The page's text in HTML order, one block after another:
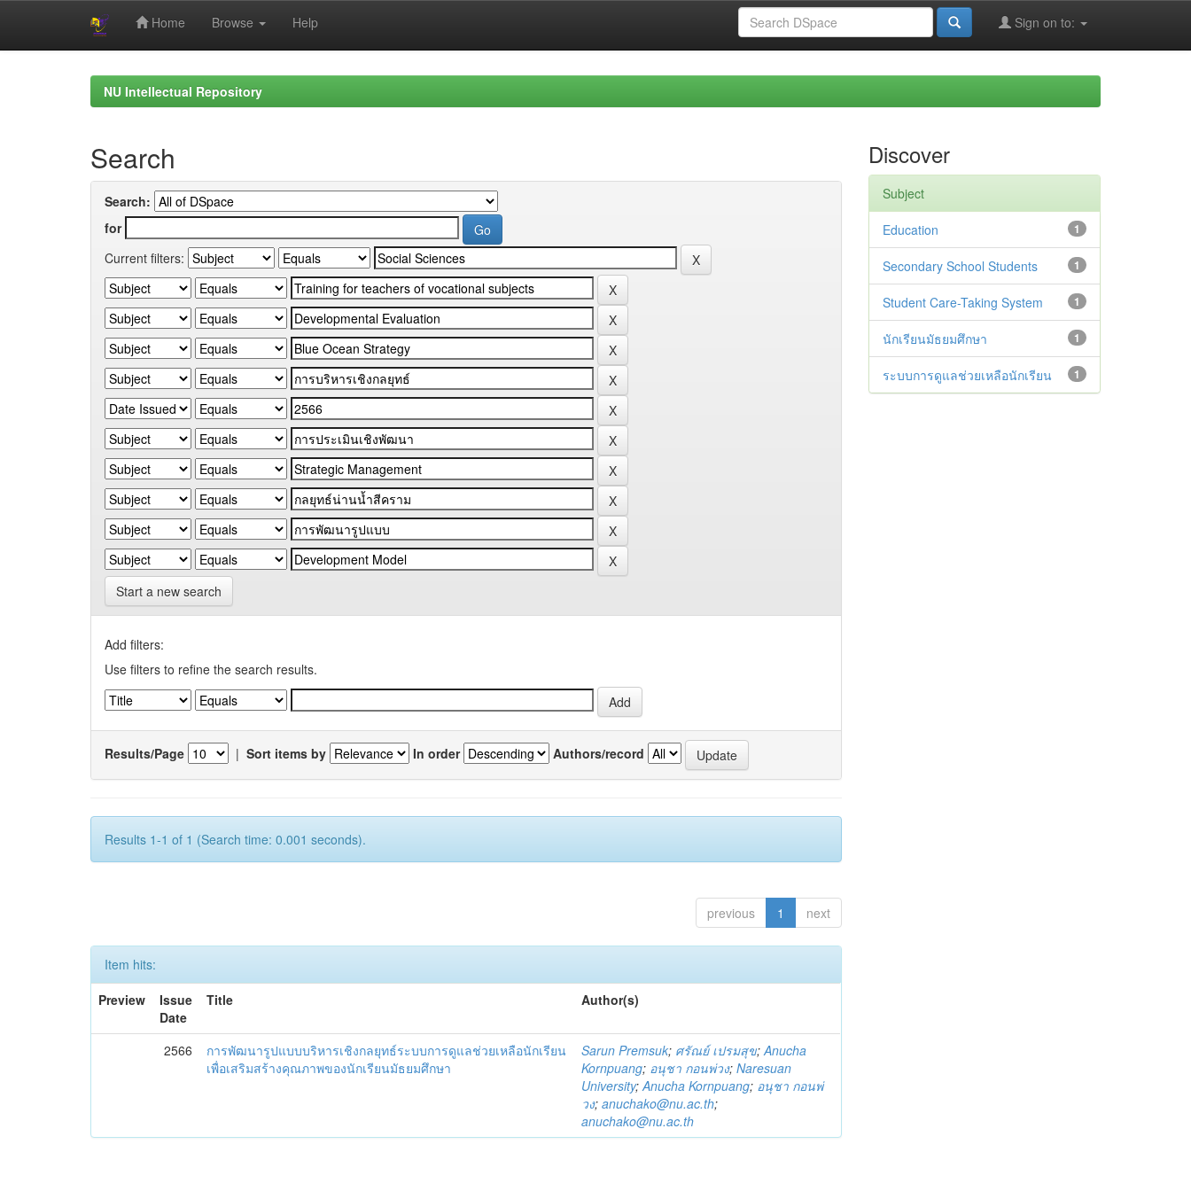
Home Browse Help Sign on to:
NU Intellectual Repository
Search
Search:
for
Current filters:
Start a new search
Add filters:
Use filters to refine the search results.
Results/Page | Sort items by In order Authors/record
Results 1-1 of 1 (Search time: 0.001 seconds).
previous 1 next
Item hits:
Preview
Issue
Date
Title Author(s)
2566
การพัฒนารูปแบบบริหารเชิงกลยุทธ์ระบบการดูแลช่วยเหลือนักเรียน
เพื่อเสริมสร้างคุณภาพของนักเรียนมัธยมศึกษา
Sarun Premsuk; ศรัณย์ เปรมสุข;Anucha
Kornpuang; อนุชา กอนพ่วง;Naresuan
University;Anucha Kornpuang; อนุชา กอนพ่
วง;anuchako@nu.ac.th;
anuchako@nu.ac.th
Discover
Subject
1
Education
1
Secondary School Students
1
Student Care-Taking System
1
นักเรียนมัธยมศึกษา
1
ระบบการดูแลช่วยเหลือนักเรียน